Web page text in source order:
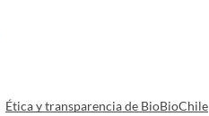
Ética y transparencia de BioBioChile